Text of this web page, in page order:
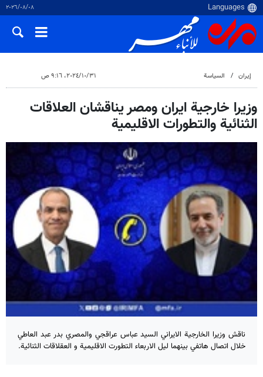
٠٨‏/٠٨‏/٢٠٢٦
إيران السياسة ٣١‏/١٠‏/٢٠٢٤، ٩:١٦ ص
وزيرا خارجية ايران ومصر يناقشان العلاقات
الثنائية والتطورات الاقليمية
ناقش وزيرا الخارجية الايراني السيد عباس عراقجي والمصري بدر عبد العاطي
خلال اتصال هاتفي بينهما ليل الاربعاء التطورت الاقليمية و العقلاقات الثنائية.